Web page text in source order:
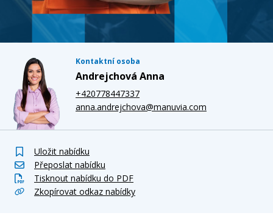
Kontaktní osoba
Andrejchová Anna
+420778447337
anna.andrejchova@manuvia.com
Uložit nabídku
Přeposlat nabídku
Tisknout nabídku do PDF
Zkopírovat odkaz nabídky